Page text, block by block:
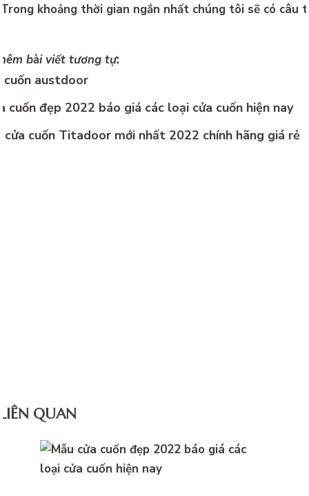
khoảng thời gian ngắn nhất chúng tôi sẽ có câu
bài viết tương tự:
cuốn austdoor
cuốn đẹp 2022 báo giá các loại cửa cuốn hiện nay
cửa cuốn Titadoor mới nhất 2022 chính hãng giá rẻ
QUAN